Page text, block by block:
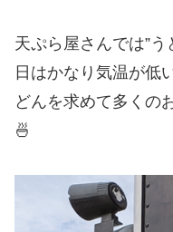
天ぷら屋さんでは”
日はかなり気温が低
どんを求めて多くの
🍜